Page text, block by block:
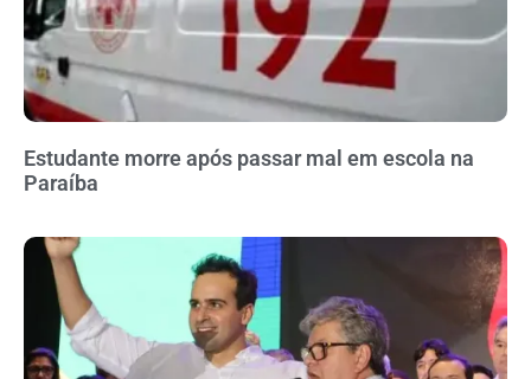
Estudante morre após passar mal em escola na
Paraíba